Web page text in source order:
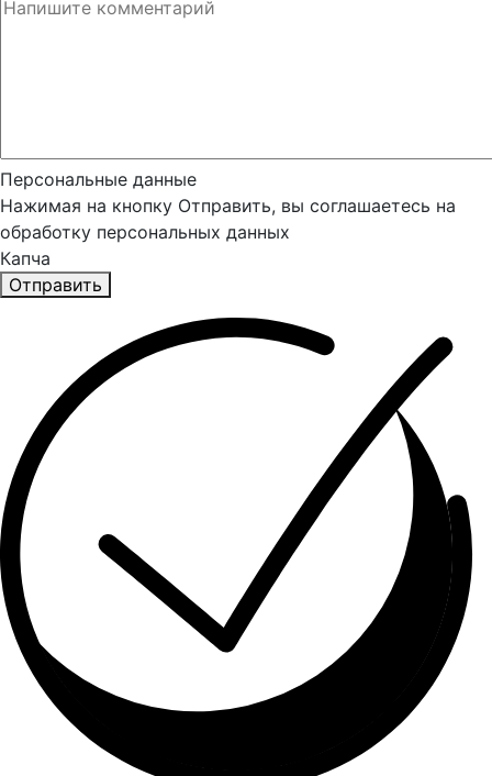
Персональные данные
Нажимая на кнопку Отправить, вы соглашаетесь на
обработку персональных данных
Капча
Отправить